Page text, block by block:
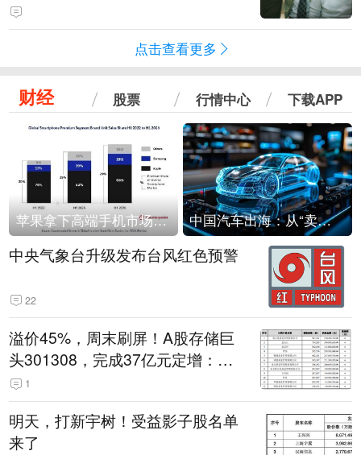
点击查看更多
财经 股票 行情中心 下载APP
苹果拿下高端手机市场65%的份额：iPhone 17系列功不可没 中国汽车出海：从“卖出去”到“走进去”
中央气象台升级发布台风红色预警
22
溢价45%，周末刷屏！A股存储巨
头301308，完成37亿元定增：现
价386.6元，定增价560元
1
明天，打新宇树！受益影子股名单
来了